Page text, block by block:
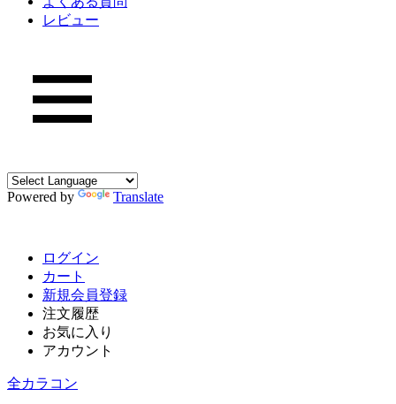
レビュー
Powered by Translate
ログイン
カート
新規会員登録
注文履歴
お気に入り
アカウント
全カラコン